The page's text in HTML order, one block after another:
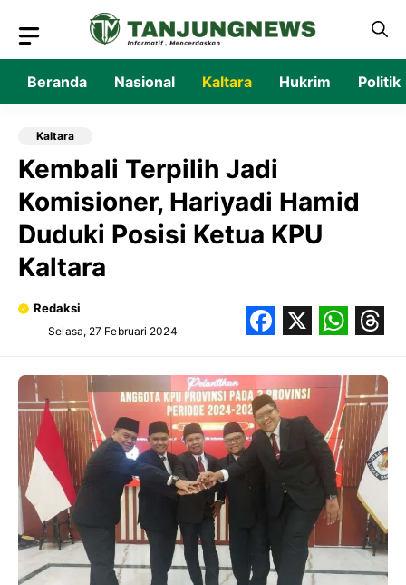
isi
Beranda Nasional Kaltara Hukrim Politik
Kaltara
Kembali Terpilih Jadi
Komisioner, Hariyadi Hamid
Duduki Posisi Ketua KPU
Kaltara
Redaksi
Selasa, 27 Februari 2024